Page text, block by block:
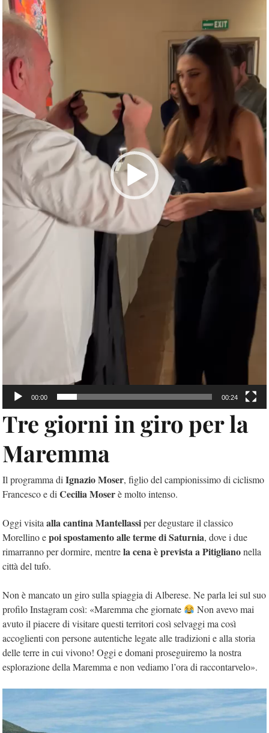
00:00 00:24
Tre giorni in giro per la
Maremma
Il programma di Ignazio Moser, figlio del campionissimo di ciclismo
Francesco e di Cecilia Moserè molto intenso.
Oggi visita alla cantina Mantellassiper degustare il classico
Morellino epoi spostamento alle terme di Saturnia, dove i due
rimarranno per dormire, mentrela cena è prevista a Pitiglianonella
città del tufo.
Non è mancato un giro sulla spiaggia di Alberese. Ne parla lei sul suo
profilo Instagram così: «Maremma che giornate
Non avevo mai
avuto il piacere di visitare questi territori così selvaggi ma così
accoglienti con persone autentiche legate alle tradizioni e alla storia
delle terre in cui vivono! Oggi e domani proseguiremo la nostra
esplorazione della Maremma e non vediamo l’ora di raccontarvelo».